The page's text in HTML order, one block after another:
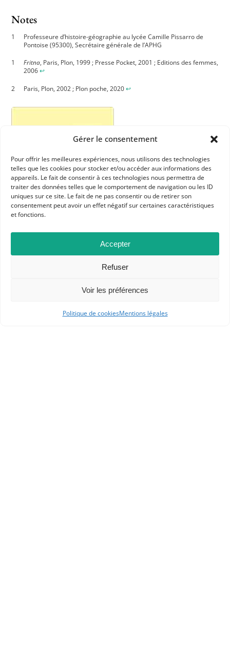
Gérer le consentement
Pour offrir les meilleures expériences, nous utilisons des technologies
telles que les cookies pour stocker et/ou accéder aux informations des
appareils. Le fait de consentir à ces technologies nous permettra de
traiter des données telles que le comportement de navigation ou les ID
uniques sur ce site. Le fait de ne pas consentir ou de retirer son
consentement peut avoir un effet négatif sur certaines caractéristiques
et fonctions.
Accepter
Refuser
Voir les préférences
Politique de cookiesMentions légales
Notes
Professeure d’histoire-géographie au lycée Camille Pissarro de
Pontoise (95300), Secrétaire générale de l’APHG
Fritna, Paris, Plon, 1999 ; Presse Pocket, 2001 ; Editions des femmes,
2006↩︎
Paris, Plon, 2002 ; Plon poche, 2020↩︎
COMPTE-RENDU DE LECTURE L'APHG A AIMÉ